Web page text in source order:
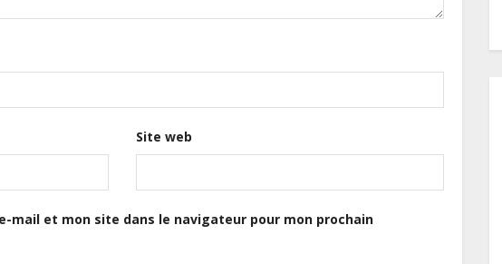
Site web
mail et mon site dans le navigateur pour mon prochain